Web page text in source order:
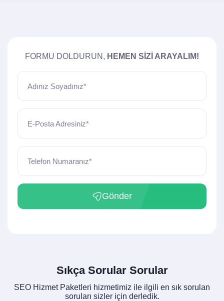
FORMU DOLDURUN, HEMEN SIZI ARAYALIM!
Adınız Soyadınız*
E-Posta Adresiniz*
Telefon Numaranız*
Gönder
Sıkça Sorular Sorular
SEO Hizmet Paketleri hizmetimiz ile ilgili en sık sorulan
soruları sizler için derledik.